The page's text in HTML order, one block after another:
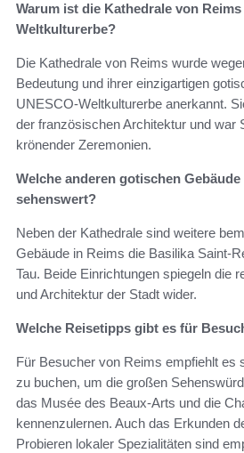
Warum ist die Kathedrale von
Weltkulturerbe?
Die Kathedrale von Reims wurde
Bedeutung und ihrer einzigartigen
UNESCO-Weltkulturerbe anerkannt.
der französischen Architektur und war
krönender Zeremonien.
Welche anderen gotischen
sehenswert?
Neben der Kathedrale sind weitere
Gebäude in Reims die Basilika Saint-
Tau. Beide Einrichtungen spiegeln die
und Architektur der Stadt wider.
Welche Reisetipps gibt es für
Für Besucher von Reims empfiehlt es
zu buchen, um die großen
das Musée des Beaux-Arts und die
kennenzulernen. Auch das Erkunden
Probieren lokaler Spezialitäten sind